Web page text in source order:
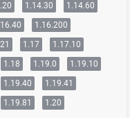
1.14.30
1.14.60
1.16.200
1.17
1.17.10
1.18 1.19.0
1.19.10
1.19.40
1.19.41
1.19.81 1.20